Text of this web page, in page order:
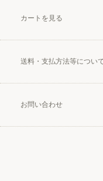
カートを見る
送料・支払方法等につい
お問い合わせ